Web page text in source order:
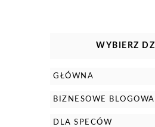
WYBIERZ
GŁÓWNA
BIZNESOWE
DLA SPECÓW